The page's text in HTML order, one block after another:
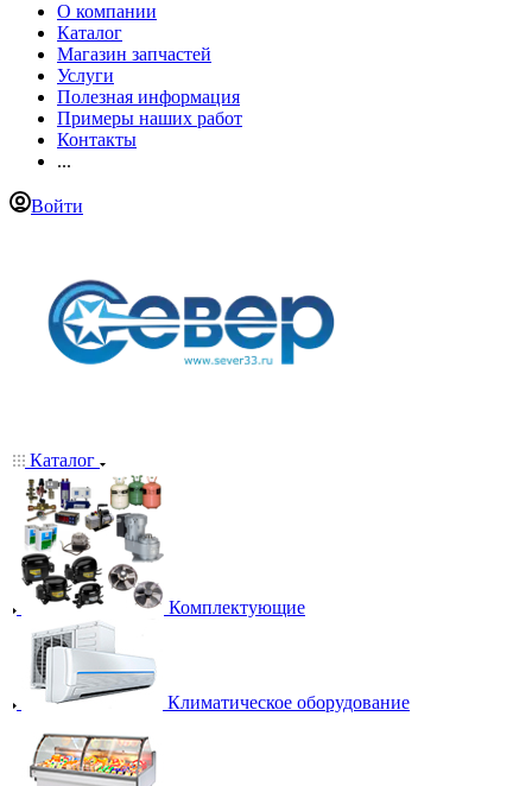
О компании
Каталог
Магазин запчастей
Услуги
Полезная информация
Примеры наших работ
Контакты
...
Войти
Каталог
Комплектующие
Климатическое оборудование